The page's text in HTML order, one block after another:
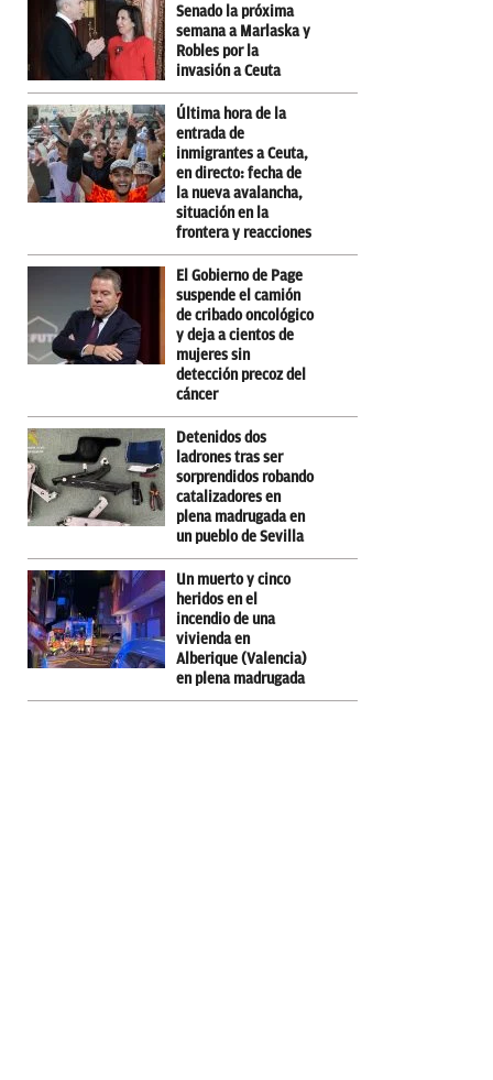
Senado la próxima
semana a Marlaska y
Robles por la
invasión a Ceuta
Última hora de la
entrada de
inmigrantes a Ceuta,
en directo: fecha de
la nueva avalancha,
situación en la
frontera y reacciones
El Gobierno de Page
suspende el camión
de cribado oncológico
y deja a cientos de
mujeres sin
detección precoz del
cáncer
Detenidos dos
ladrones tras ser
sorprendidos robando
catalizadores en
plena madrugada en
un pueblo de Sevilla
Un muerto y cinco
heridos en el
incendio de una
vivienda en
Alberique (Valencia)
en plena madrugada